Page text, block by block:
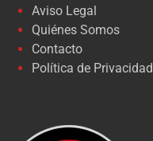
Aviso Legal
Quiénes Somos
Contacto
Política de Privacidad